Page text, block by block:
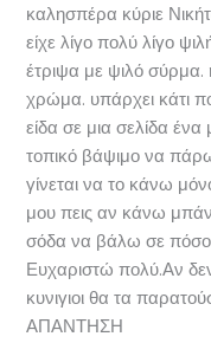
καλησπέρα κύριε
είχε λίγο πολύ λίγο
έτριψα με ψιλό σύρμα.
χρώμα. υπάρχει κάτι
είδα σε μια σελίδα
τοπικό βάψιμο να
γίνεται να το κάνω
μου πεις αν κάνω
σόδα να βάλω σε
Ευχαριστώ πολύ.Αν
κυνιγιοι θα τα
ΑΠΑΝΤΗΣΗ